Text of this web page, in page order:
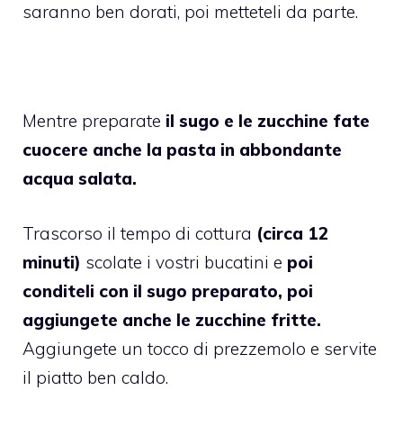
saranno ben dorati, poi metteteli da parte.
Mentre preparate il sugo e le zucchine fate
cuocere anche la pasta in abbondante
acqua salata.
Trascorso il tempo di cottura (circa 12
minuti) scolate i vostri bucatini e poi
conditeli con il sugo preparato, poi
aggiungete anche le zucchine fritte.
Aggiungete un tocco di prezzemolo e servite
il piatto ben caldo.